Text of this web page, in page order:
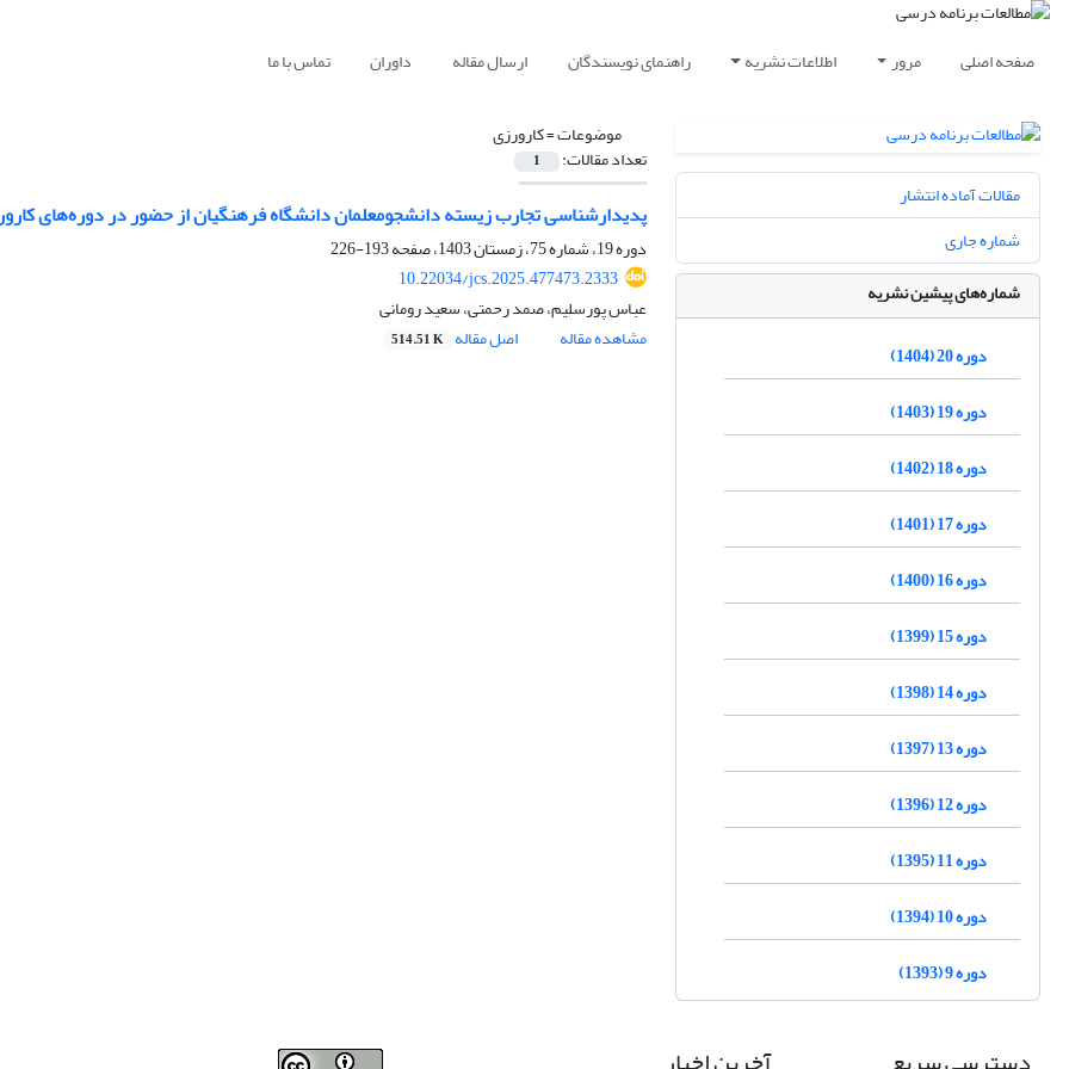
صفحه اصلی مرور اطلاعات نشریه راهنمای نویسندگان ارسال مقاله داوران تماس با ما
موضوعات =کارورزی
تعداد مقالات: 1
پدیدارشناسی تجارب زیسته دانشجومعلمان دانشگاه فرهنگیان از حضور در دوره‌های‌
دوره 19، شماره 75، زمستان 1403، صفحه
193-226
10.22034/jcs.2025.477473.2333
عباس پورسلیم، صمد رحمتی، سعید رومانی
مشاهده مقاله
اصل مقاله 514.51 K
مقالات آماده انتشار
شماره جاری
شماره‌های پیشین نشریه
دوره 20 (1404)
دوره 19 (1403)
دوره 18 (1402)
دوره 17 (1401)
دوره 16 (1400)
دوره 15 (1399)
دوره 14 (1398)
دوره 13 (1397)
دوره 12 (1396)
دوره 11 (1395)
دوره 10 (1394)
دوره 9 (1393)